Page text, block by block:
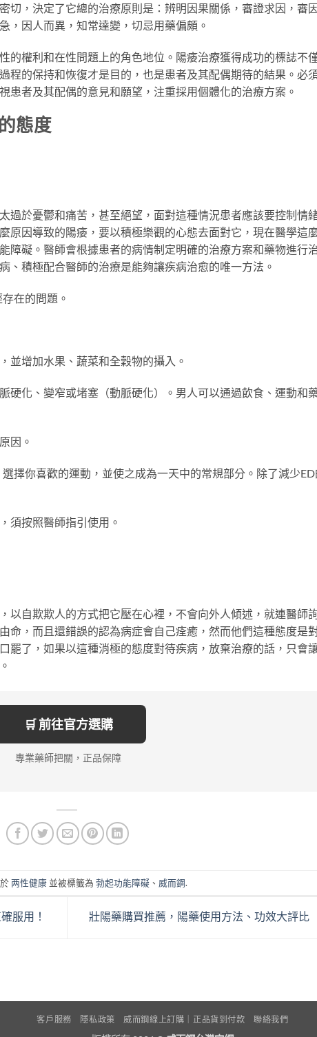
切，決定了它總的治療原則是：辨明因果關係，審證求因，審
，因人而異，知常達變，切忌用藥偏頗。
的權利和在性問題上的角色地位。陽痿治療獲得成功的標誌不
程的保持和恢復才是目的，也是患者及其配偶期待的結果。必
患者及其配偶的意見和願望，注重採用個體化的治療方案。
態度
過於憂鬱和痛苦，甚至絕望，面對這種情況患者應該要控制情
原因導致的陽痿，要以積極樂觀的心態去面對它，現在醫學這
障礙。醫師會根據患者的病情制定明確的治療方案和藥物進行
、積極配合醫師的治療是能夠讓疾病治愈的唯一方法。
在的問題。
並增加水果、蔬菜和全穀物的攝入。
硬化、變窄或堵塞（動脈硬化）。男人可以通過飲食、運動和
因。
選擇你喜歡的運動，並使之成為一天中的常規部分。除了減少
須按照醫師指引使用。
以自欺欺人的方式把它壓在心裡，不會向外人傾述，就連醫師
命，而且還錯誤的認為病症會自己痊癒，然而他們這種態度是
罷了，如果以這種消極的態度對待疾病，放棄治療的話，只會
🛒 前往官方選購
專業藥師把關，正品保障
於两性健康 並被標籤為勃起功能障礙 、 威而鋼.
服用！ 壯陽藥購買推薦，陽藥使用方法、功效大評比
客戶服務 隱私政策 威而鋼線上訂購｜正品貨到付款 聯絡我們